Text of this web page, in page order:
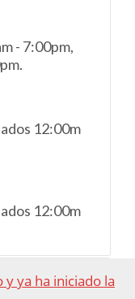
- 7:00pm,
12:00m
12:00m
y ya ha iniciado la